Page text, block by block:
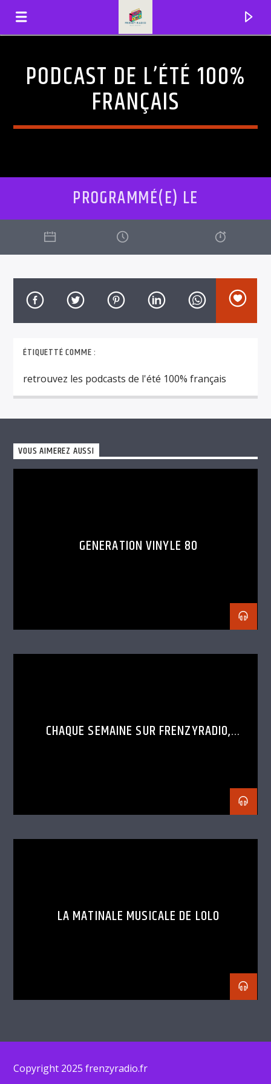
FRENZYRADIO
EN CE MOMENT
TITRE
ARTISTE
FrenzyRadio
PODCAST DE L’ÉTÉ 100%
FRANÇAIS
PROGRAMMÉ(E) LE
ÉTIQUETTÉ COMME :
retrouvez les podcasts de l'été 100% français
retrouvez les podcasts de l’été 100% français
VOUS AIMEREZ AUSSI
GENERATION VINYLE 80
CHAQUE SEMAINE SUR FRENZYRADIO,
LA MATINALE MUSICALE DE LOLO
Copyright 2025 frenzyradio.fr